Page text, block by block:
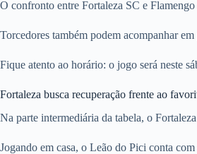
O confronto entre Fortaleza SC e
Torcedores também podem acompanhar
Fique atento ao horário: o jogo será neste
Fortaleza busca recuperação frente ao
Na parte intermediária da tabela, o
Jogando em casa, o Leão do Pici conta